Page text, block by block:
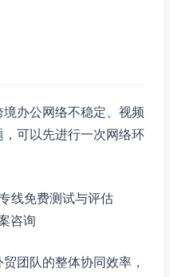
办公网络不稳定、视频
可以先进行一次网络环
线免费测试与评估
咨询
团队的整体协同效率，